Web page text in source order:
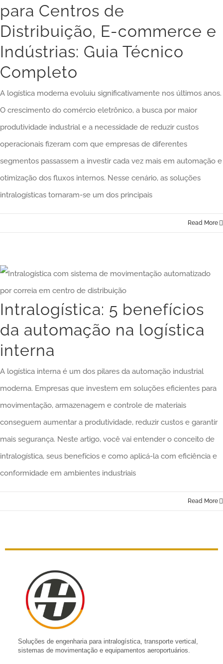
para Centros de
Distribuição, E-commerce e
Indústrias: Guia Técnico
Completo
A logística moderna evoluiu significativamente nos últimos anos.
O crescimento do comércio eletrônico, a busca por maior
produtividade industrial e a necessidade de reduzir custos
operacionais fizeram com que empresas de diferentes
segmentos passassem a investir cada vez mais em automação e
otimização dos fluxos internos. Nesse cenário, as soluções
intralogísticas tornaram-se um dos principais
Read More
Intralogística: 5 benefícios
da automação na logística
interna
A logística interna é um dos pilares da automação industrial
moderna. Empresas que investem em soluções eficientes para
movimentação, armazenagem e controle de materiais
conseguem aumentar a produtividade, reduzir custos e garantir
mais segurança. Neste artigo, você vai entender o conceito de
intralogística, seus benefícios e como aplicá-la com eficiência e
conformidade em ambientes industriais
Read More
Soluções de engenharia para intralogística, transporte vertical,
sistemas de movimentação e equipamentos aeroportuários.